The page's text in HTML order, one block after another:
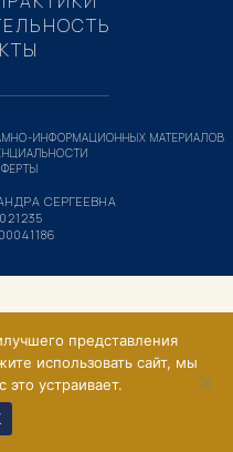
СЕРГЕЕВНА
ИНФОРМАЦИОННЫХ МАТЕРИАЛОВ
представления
использовать сайт, мы
это устраивает.